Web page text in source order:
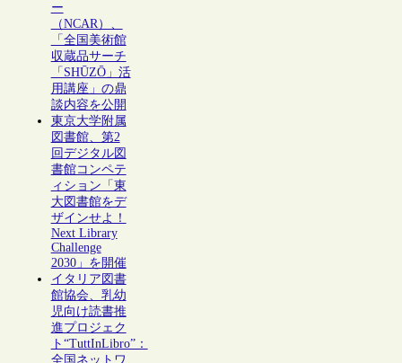
ー
（NCAR）、
「全国美術館
収蔵品サーチ
「SHŪZŌ」活
用講座」の鼎
談内容を公開
東京大学附属
図書館、第2
回デジタル図
書館コンペテ
ィション「東
大図書館をデ
ザインせよ！
Next Library
Challenge
2030」を開催
イタリア図書
館協会、乳幼
児向け読書推
進プロジェク
ト“TuttInLibro”：
全国ネットワ